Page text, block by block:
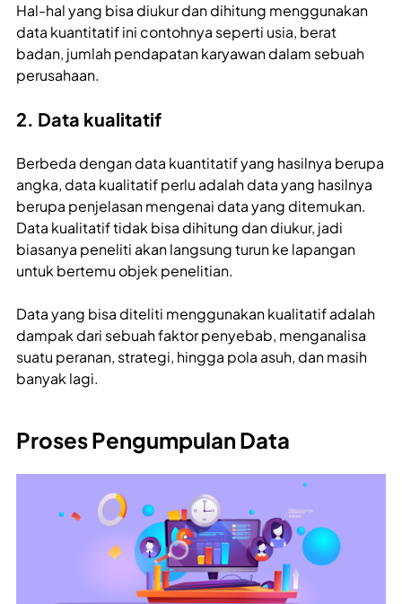
Hal-hal yang bisa diukur dan dihitung menggunakan
data kuantitatif ini contohnya seperti usia, berat
badan, jumlah pendapatan karyawan dalam sebuah
perusahaan.
2. Data kualitatif
Berbeda dengan data kuantitatif yang hasilnya berupa
angka, data kualitatif perlu adalah data yang hasilnya
berupa penjelasan mengenai data yang ditemukan.
Data kualitatif tidak bisa dihitung dan diukur, jadi
biasanya peneliti akan langsung turun ke lapangan
untuk bertemu objek penelitian.
Data yang bisa diteliti menggunakan kualitatif adalah
dampak dari sebuah faktor penyebab, menganalisa
suatu peranan, strategi, hingga pola asuh, dan masih
banyak lagi.
Proses Pengumpulan Data